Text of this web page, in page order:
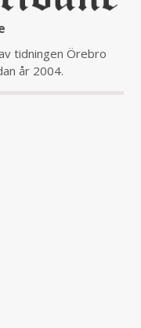
tidningen Örebro
år 2004.